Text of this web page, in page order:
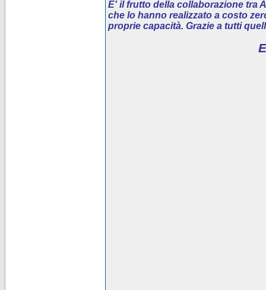
E' ilfrutto della collaborazione tra
che lo hanno realizzato a costo
proprie capacità. Grazie a tutti